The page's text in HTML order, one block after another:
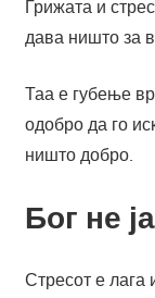
Грижата и
дава ништо за
Таа е губење
одобро да го
ништо добро.
Бог не
Стресот е лага